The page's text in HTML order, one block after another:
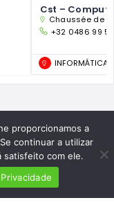
Cst –
Chaussée de
+32 0486 99
INFORMÁTICA
proporcionamos a
continuar a utilizar
satisfeito com ele.